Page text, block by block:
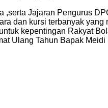
,serta Jajaran Pengurus
dan kursi terbanyak
kepentingan Rakyat
Ulang Tahun Bapak